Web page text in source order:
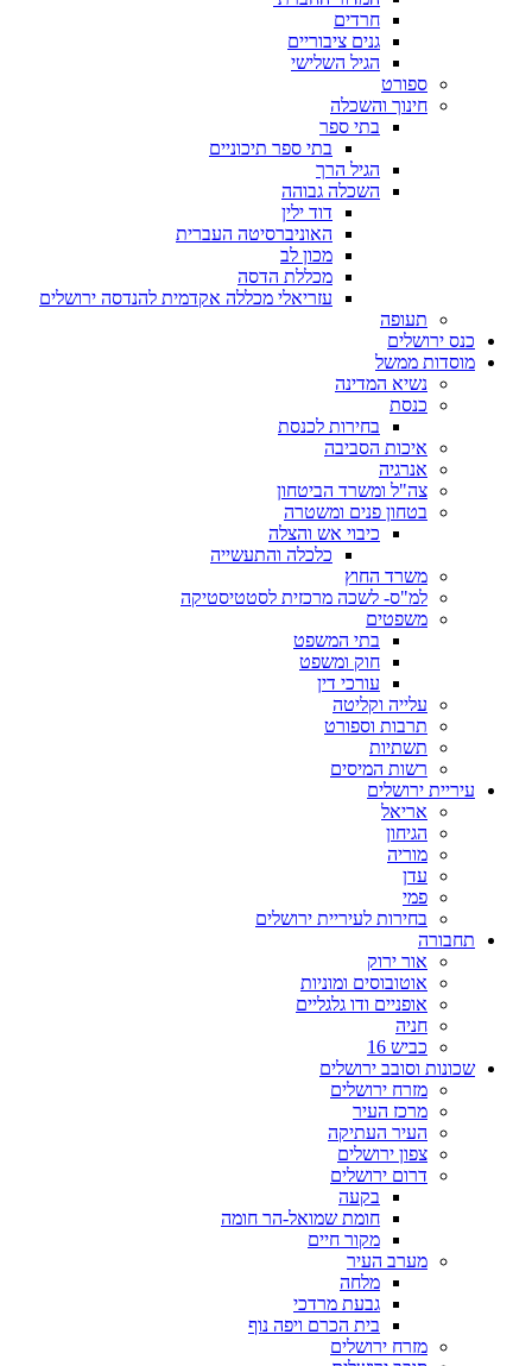
חרדים
גנים ציבוריים
הגיל השלישי
ספורט
חינוך והשכלה
בתי ספר
בתי ספר תיכוניים
הגיל הרך
השכלה גבוהה
דוד ילין
האוניברסיטה העברית
מכון לב
מכללת הדסה
עזריאלי מכללה אקדמית להנדסה ירושלים
תעופה
כנס ירושלים
מוסדות ממשל
נשיא המדינה
כנסת
בחירות לכנסת
איכות הסביבה
אנרגיה
צה"ל ומשרד הביטחון
בטחון פנים ומשטרה
כיבוי אש והצלה
כלכלה והתעשייה
משרד החוץ
למ"ס- לשכה מרכזית לסטטיסטיקה
משפטים
בתי המשפט
חוק ומשפט
עורכי דין
עלייה וקליטה
תרבות וספורט
תשתיות
רשות המיסים
עיריית ירושלים
אריאל
הגיחון
מוריה
עדן
פמי
בחירות לעיריית ירושלים
תחבורה
אור ירוק
אוטובוסים ומוניות
אופניים ודו גלגליים
חניה
כביש 16
שכונות וסובב ירושלים
מזרח ירושלים
מרכז העיר
העיר העתיקה
צפון ירושלים
דרום ירושלים
בקעה
חומת שמואל-הר חומה
מקור חיים
מערב העיר
מלחה
גבעת מרדכי
בית הכרם ויפה נוף
מזרח ירושלים